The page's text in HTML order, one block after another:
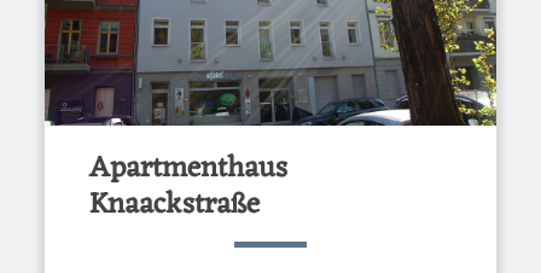
Apartmenthaus
Knaackstraße